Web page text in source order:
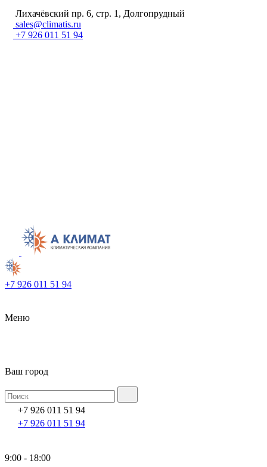
Лихачёвский пр. 6, стр. 1, Долгопрудный
sales@climatis.ru
+7 926 011 51 94
+7 926 011 51 94
Меню
Ваш город
+7 926 011 51 94
+7 926 011 51 94
9:00 - 18:00